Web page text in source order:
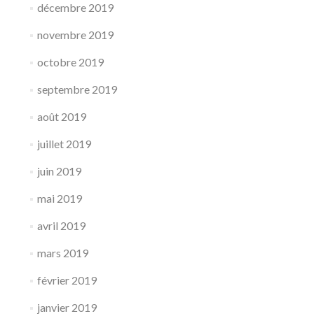
décembre 2019
novembre 2019
octobre 2019
septembre 2019
août 2019
juillet 2019
juin 2019
mai 2019
avril 2019
mars 2019
février 2019
janvier 2019